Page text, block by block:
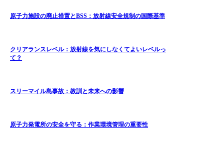
原子力施設の廃止措置とBSS：放射線安全規制の国際基準
クリアランスレベル：放射線を気にしなくてよいレベルっ
て？
スリーマイル島事故：教訓と未来への影響
原子力発電所の安全を守る：作業環境管理の重要性